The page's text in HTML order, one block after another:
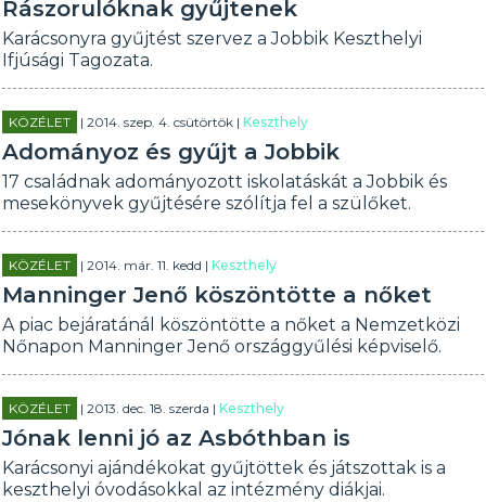
Rászorulóknak gyűjtenek
Karácsonyra gyűjtést szervez a Jobbik Keszthelyi
Ifjúsági Tagozata.
KÖZÉLET | 2014. szep. 4. csütörtök |Keszthely
Adományoz és gyűjt a Jobbik
17 családnak adományozott iskolatáskát a Jobbik és
mesekönyvek gyűjtésére szólítja fel a szülőket.
KÖZÉLET | 2014. már. 11. kedd |Keszthely
Manninger Jenő köszöntötte a nőket
A piac bejáratánál köszöntötte a nőket a Nemzetközi
Nőnapon Manninger Jenő országgyűlési képviselő.
KÖZÉLET | 2013. dec. 18. szerda |Keszthely
Jónak lenni jó az Asbóthban is
Karácsonyi ajándékokat gyűjtöttek és játszottak is a
keszthelyi óvodásokkal az intézmény diákjai.